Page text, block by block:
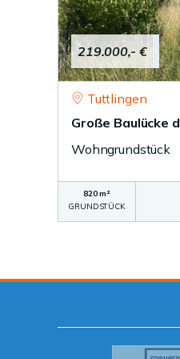
219.000,- €
Tuttlingen
Große Baulücke
Wohngrundstück
820 m²
GRUNDSTÜCK